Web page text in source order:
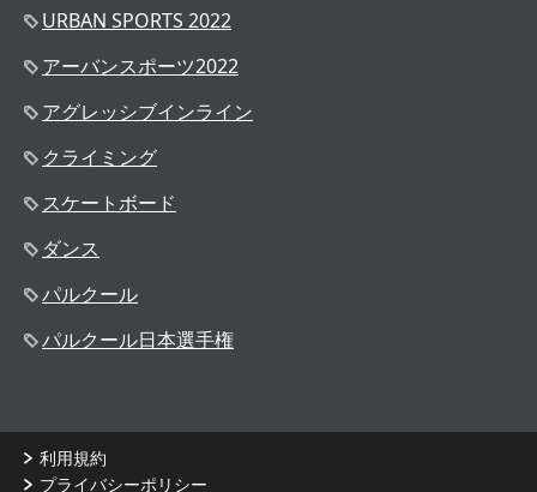
URBAN SPORTS 2022
アーバンスポーツ2022
アグレッシブインライン
クライミング
スケートボード
ダンス
パルクール
パルクール日本選手権
利用規約
プライバシーポリシー